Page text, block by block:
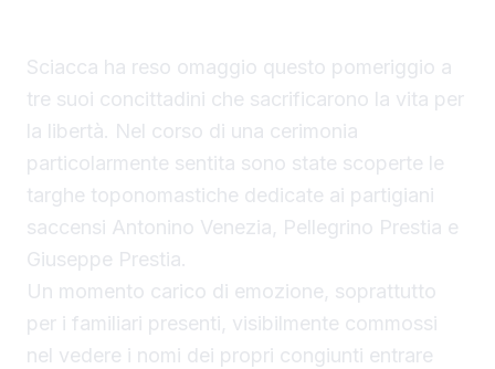
Sciacca ha reso omaggio questo pomeriggio a
tre suoi concittadini che sacrificarono la vita per
la libertà. Nel corso di una cerimonia
particolarmente sentita sono state scoperte le
targhe toponomastiche dedicate ai partigiani
saccensi Antonino Venezia, Pellegrino Prestia e
Giuseppe Prestia.
Un momento carico di emozione, soprattutto
per i familiari presenti, visibilmente commossi
nel vedere i nomi dei propri congiunti entrare